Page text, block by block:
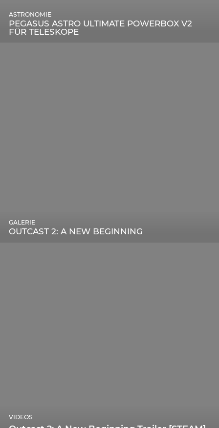
PEGASUS ASTRO ULTIMATE POWERBOX V2
FÜR TELESKOPE
ASTRONOMIE
OUTCAST 2: A NEW BEGINNING
GALERIE
VIDEOS